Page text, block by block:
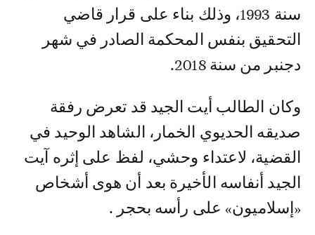
سنة 1993، وذلك بناء على قرار قاضي
التحقيق بنفس المحكمة الصادر في شهر
دجنبر من سنة 2018.
وكان الطالب أيت الجيد قد تعرض رفقة
صديقه الحديوي الخمار، الشاهد الوحيد في
القضية، لاعتداء وحشي، لفظ على إثره آيت
الجيد أنفاسه الأخيرة بعد أن هوى أشخاص
«إسلاميون» على رأسه بحجر .